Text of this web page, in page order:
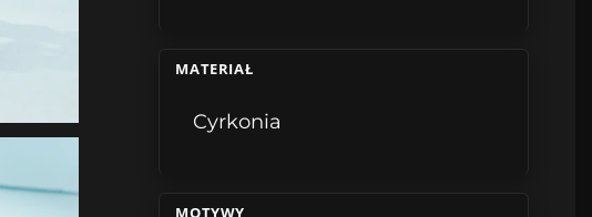
MATERIAŁ
Cyrkonia
MOTYWY